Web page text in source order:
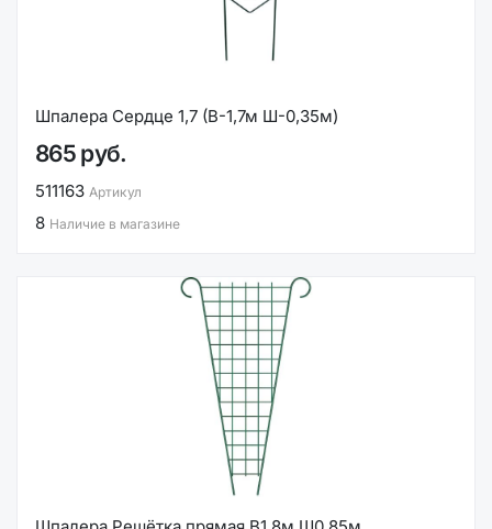
Шпалера Сердце 1,7 (В-1,7м Ш-0,35м)
865 руб.
511163 Артикул
8 Наличие в магазине